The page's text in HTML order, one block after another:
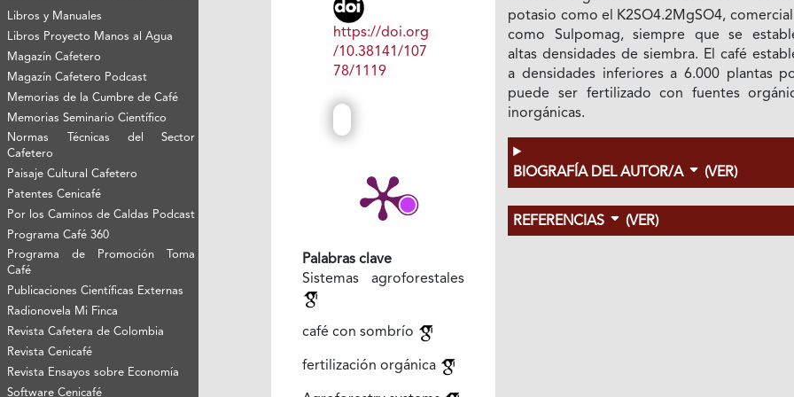
Libros y Manuales
Libros Proyecto Manos al Agua
Magazín Cafetero
Magazín Cafetero Podcast
Memorias de la Cumbre de Café
Memorias Seminario Científico
Normas Técnicas del Sector
Cafetero
Paisaje Cultural Cafetero
Patentes Cenicafé
Por los Caminos de Caldas Podcast
Programa Café 360
Programa de Promoción Toma
Café
Publicaciones Científicas Externas
Radionovela Mi Finca
Revista Cafetera de Colombia
Revista Cenicafé
Revista Ensayos sobre Economía
Software Cenicafé
https://doi.org
/10.38141/107
78/1119
Palabras clave
Sistemas agroforestales
café con sombrío
fertilización orgánica
potasio como el K2SO4.2MgSO4,
como Sulpomag, siempre que se
altas densidades de siembra. El café
a densidades inferiores a 6.000 plantas
puede ser fertilizado con fuentes
inorgánicas.
BIOGRAFÍA DEL AUTOR/A (VER)
REFERENCIAS (VER)